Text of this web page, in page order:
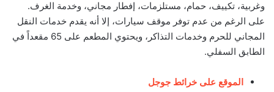
وغربية، تكييف، حمام، مستلزمات، إفطار مجاني، وخدمة الغرف.
على الرغم من عدم توفر موقف سيارات، إلا أنه يقدم خدمات النقل
المجاني للحرم وخدمات التذاكر، ويحتوي المطعم على 65 مقعداً في
الطابق السفلي.
الموقع على خرائط جوجل